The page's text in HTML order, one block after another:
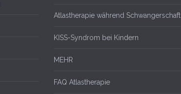
Atlastherapie während Schwangerschaft
KISS-Syndrom bei Kindern
MEHR
FAQ Atlastherapie